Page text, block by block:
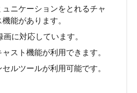
ニケーションをとれるチャ
能があります。
に対応しています。
スト機能が利用できます。
ルツールが利用可能です。